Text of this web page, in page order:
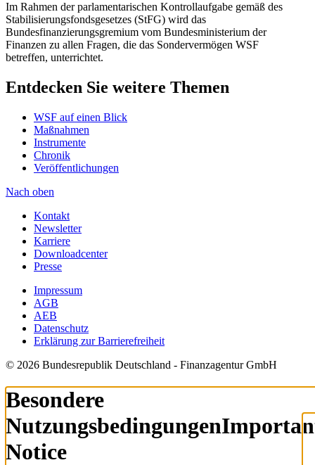
Im Rahmen der parlamentarischen Kontrollaufgabe gemäß des
Stabilisierungsfondsgesetzes (StFG) wird das
Bundesfinanzierungsgremium vom Bundesministerium der
Finanzen zu allen Fragen, die das Sondervermögen WSF
betreffen, unterrichtet.
Entdecken Sie weitere Themen
WSF auf einen Blick
Maßnahmen
Instrumente
Chronik
Veröffentlichungen
Nach oben
Kontakt
Newsletter
Karriere
Downloadcenter
Presse
Impressum
AGB
AEB
Datenschutz
Erklärung zur Barrierefreiheit
© 2026 Bundesrepublik Deutschland - Finanzagentur GmbH
Besondere
Nutzungsbedingungen
Notice